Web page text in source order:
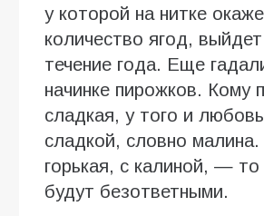
у которой на нитке
количество ягод,
течение года. Еще
начинке пирожков. Кому
сладкая, у того и
сладкой, словно
горькая, с калиной, — то
будут безответными.